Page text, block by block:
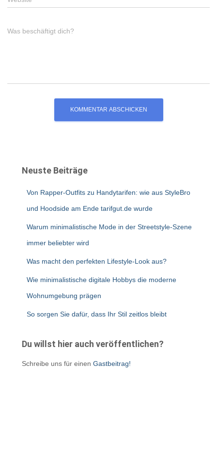
Was beschäftigt dich?
Neuste Beiträge
Von Rapper-Outfits zu Handytarifen: wie aus StyleBro
und Hoodside am Ende tarifgut.de wurde
Warum minimalistische Mode in der Streetstyle-Szene
immer beliebter wird
Was macht den perfekten Lifestyle-Look aus?
Wie minimalistische digitale Hobbys die moderne
Wohnumgebung prägen
So sorgen Sie dafür, dass Ihr Stil zeitlos bleibt
Du willst hier auch veröffentlichen?
Schreibe uns für einen Gastbeitrag!